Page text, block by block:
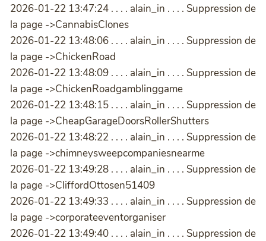
2026-01-22 13:47:24 . . . . alain_in . . . . Suppression de
la page ->CannabisClones
2026-01-22 13:48:06 . . . . alain_in . . . . Suppression de
la page ->ChickenRoad
2026-01-22 13:48:09 . . . . alain_in . . . . Suppression de
la page ->ChickenRoadgamblinggame
2026-01-22 13:48:15 . . . . alain_in . . . . Suppression de
la page ->CheapGarageDoorsRollerShutters
2026-01-22 13:48:22 . . . . alain_in . . . . Suppression de
la page ->chimneysweepcompaniesnearme
2026-01-22 13:49:28 . . . . alain_in . . . . Suppression de
la page ->CliffordOttosen51409
2026-01-22 13:49:33 . . . . alain_in . . . . Suppression de
la page ->corporateeventorganiser
2026-01-22 13:49:40 . . . . alain_in . . . . Suppression de